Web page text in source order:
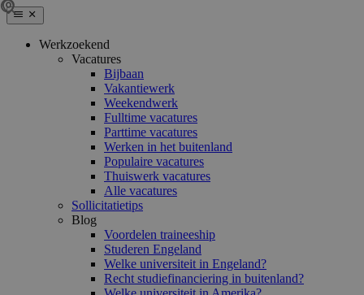
Werkzoekend
Vacatures
Bijbaan
Vakantiewerk
Weekendwerk
Fulltime vacatures
Parttime vacatures
Werken in het buitenland
Populaire vacatures
Thuiswerk vacatures
Alle vacatures
Sollicitatietips
Blog
Voordelen traineeship
Studeren Engeland
Welke universiteit in Engeland?
Recht studiefinanciering in buitenland?